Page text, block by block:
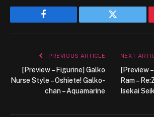
Facebook Twitter
PREVIOUS ARTICLE
[Preview – Figurine] Galko
Nurse Style – Oshiete! Galko-
chan – Aquamarine
NEXT
[Preview
Ram –
Isekai